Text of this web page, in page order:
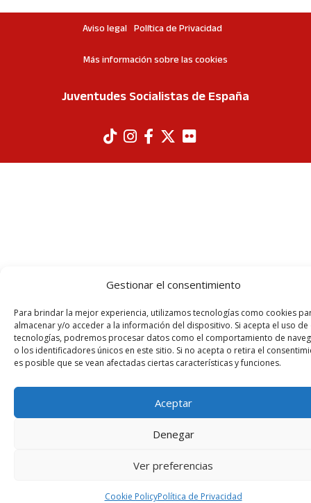
Gestionar el consentimiento
Para brindar la mejor experiencia, utilizamos tecnologías como cookies
almacenar y/o acceder a la información del dispositivo. Si acepta el uso de
tecnologías, podremos procesar datos como el comportamiento de
o los identificadores únicos en este sitio. Si no acepta o retira el
es posible que se vean afectadas ciertas características y funciones.
Aceptar
Denegar
Ver preferencias
Cookie PolicyPolítica de Privacidad
Aviso legal Política de Privacidad
Más información sobre las cookies
Juventudes Socialistas de España